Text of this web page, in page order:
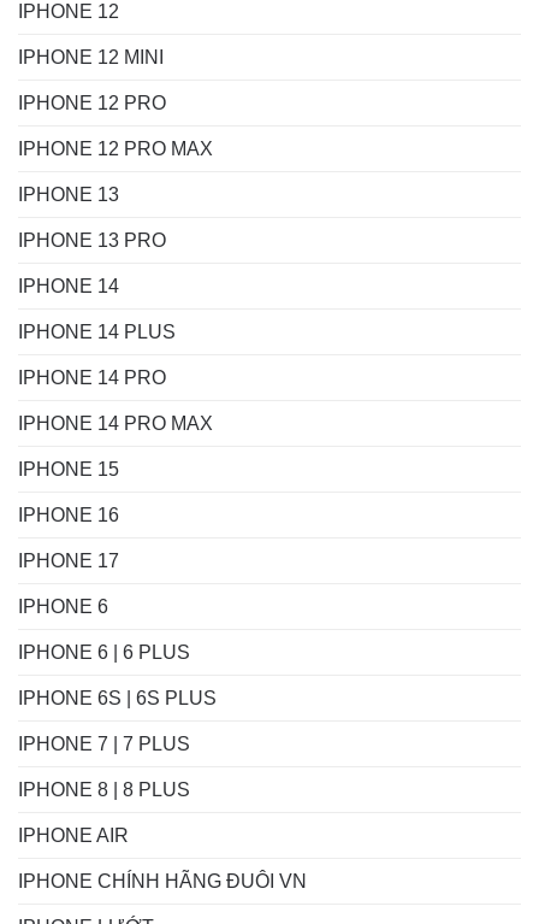
IPHONE 12
IPHONE 12 MINI
IPHONE 12 PRO
IPHONE 12 PRO MAX
IPHONE 13
IPHONE 13 PRO
IPHONE 14
IPHONE 14 PLUS
IPHONE 14 PRO
IPHONE 14 PRO MAX
IPHONE 15
IPHONE 16
IPHONE 17
IPHONE 6
IPHONE 6 | 6 PLUS
IPHONE 6S | 6S PLUS
IPHONE 7 | 7 PLUS
IPHONE 8 | 8 PLUS
IPHONE AIR
IPHONE CHÍNH HÃNG ĐUÔI VN